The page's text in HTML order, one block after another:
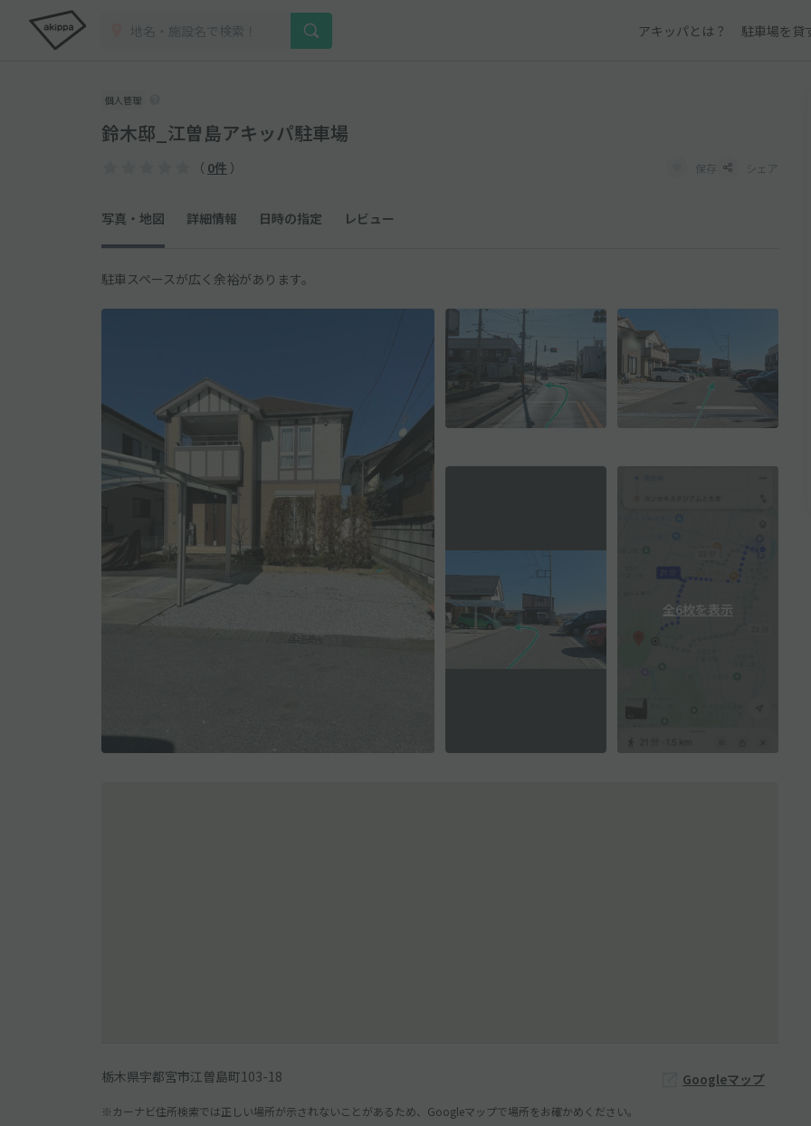
アキッパとは？ 駐車場を貸
個人管理
鈴木邸_江曽島アキッパ駐車場
（ 0件 ） 保存 シェア
写真・地図 詳細情報 日時の指定 レビュー
駐車スペースが広く余裕があります。
全6枚を表示
栃木県宇都宮市江曽島町103-18 Googleマップ
※カーナビ住所検索では正しい場所が示されないことがあるため、Googleマップで場所をお確かめください。